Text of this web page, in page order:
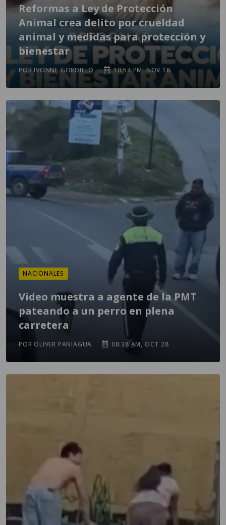
Reformas a Ley de Protección
Animal crea delito por crueldad
animal y medidas para protección y
bienestar
POR IVONNE GORDILLO 10:54 PM, NOV 18
NACIONALES
Video muestra a agente de la PMT
pateando a un perro en plena
carretera
POR OLIVER PANIAGUA 08:38 AM, OCT 28